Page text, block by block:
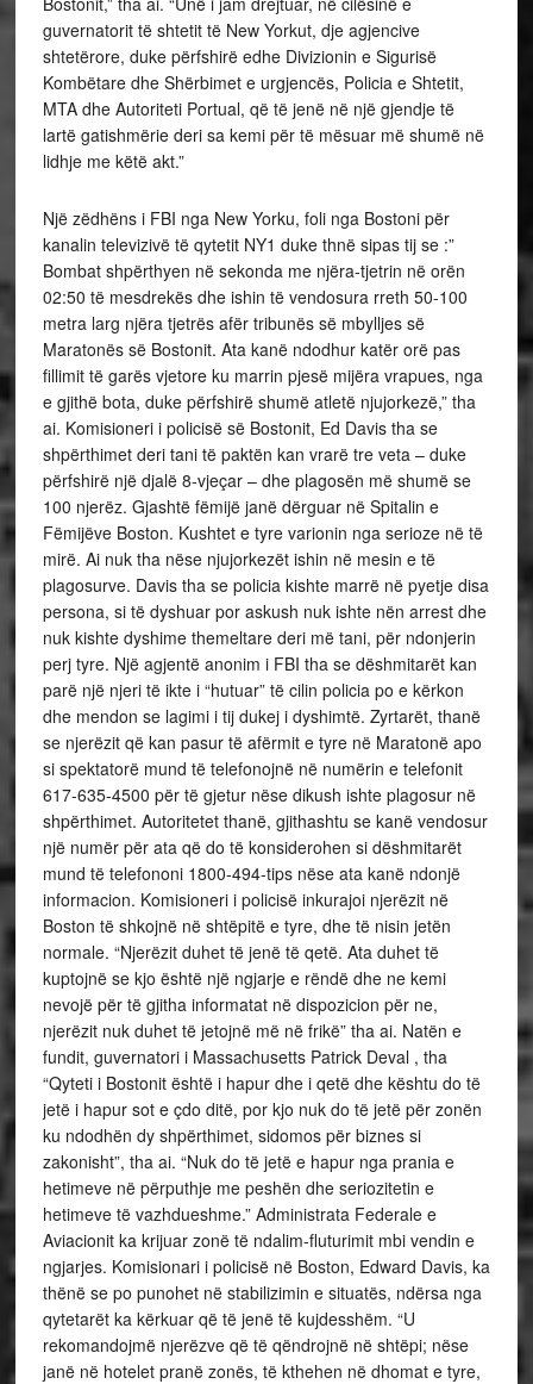
guvernatorit të shtetit të New Yorkut, dje agjencive
shtetërore, duke përfshirë edhe Divizionin e Sigurisë
Kombëtare dhe Shërbimet e urgjencës, Policia e Shtetit,
MTA dhe Autoriteti Portual, që të jenë në një gjendje të
lartë gatishmërie deri sa kemi për të mësuar më shumë në
lidhje me këtë akt.”
Një zëdhëns i FBI nga New Yorku, foli nga Bostoni për
kanalin televizivë të qytetit NY1 duke thnë sipas tij se :”
Bombat shpërthyen në sekonda me njëra-tjetrin në orën
02:50 të mesdrekës dhe ishin të vendosura rreth 50-100
metra larg njëra tjetrës afër tribunës së mbylljes së
Maratonës së Bostonit. Ata kanë ndodhur katër orë pas
fillimit të garës vjetore ku marrin pjesë mijëra vrapues, nga
e gjithë bota, duke përfshirë shumë atletë njujorkezë,” tha
ai. Komisioneri i policisë së Bostonit, Ed Davis tha se
shpërthimet deri tani të paktën kan vrarë tre veta – duke
përfshirë një djalë 8-vjeçar – dhe plagosën më shumë se
100 njerëz. Gjashtë fëmijë janë dërguar në Spitalin e
Fëmijëve Boston. Kushtet e tyre varionin nga serioze në të
mirë. Ai nuk tha nëse njujorkezët ishin në mesin e të
plagosurve. Davis tha se policia kishte marrë në pyetje disa
persona, si të dyshuar por askush nuk ishte nën arrest dhe
nuk kishte dyshime themeltare deri më tani, për ndonjerin
perj tyre. Një agjentë anonim i FBI tha se dëshmitarët kan
parë një njeri të ikte i “hutuar” të cilin policia po e kërkon
dhe mendon se lagimi i tij dukej i dyshimtë. Zyrtarët, thanë
se njerëzit që kan pasur të afërmit e tyre në Maratonë apo
si spektatorë mund të telefonojnë në numërin e telefonit
617-635-4500 për të gjetur nëse dikush ishte plagosur në
shpërthimet. Autoritetet thanë, gjithashtu se kanë vendosur
një numër për ata që do të konsiderohen si dëshmitarët
mund të telefononi 1800-494-tips nëse ata kanë ndonjë
informacion. Komisioneri i policisë inkurajoi njerëzit në
Boston të shkojnë në shtëpitë e tyre, dhe të nisin jetën
normale. “Njerëzit duhet të jenë të qetë. Ata duhet të
kuptojnë se kjo është një ngjarje e rëndë dhe ne kemi
nevojë për të gjitha informatat në dispozicion për ne,
njerëzit nuk duhet të jetojnë më në frikë” tha ai. Natën e
fundit, guvernatori i Massachusetts Patrick Deval , tha
“Qyteti i Bostonit është i hapur dhe i qetë dhe kështu do të
jetë i hapur sot e çdo ditë, por kjo nuk do të jetë për zonën
ku ndodhën dy shpërthimet, sidomos për biznes si
zakonisht”, tha ai. “Nuk do të jetë e hapur nga prania e
hetimeve në përputhje me peshën dhe seriozitetin e
hetimeve të vazhdueshme.” Administrata Federale e
Aviacionit ka krijuar zonë të ndalim-fluturimit mbi vendin e
ngjarjes. Komisionari i policisë në Boston, Edward Davis, ka
thënë se po punohet në stabilizimin e situatës, ndërsa nga
qytetarët ka kërkuar që të jenë të kujdesshëm. “U
rekomandojmë njerëzve që të qëndrojnë në shtëpi; nëse
janë në hotelet pranë zonës, të kthehen në dhomat e tyre,